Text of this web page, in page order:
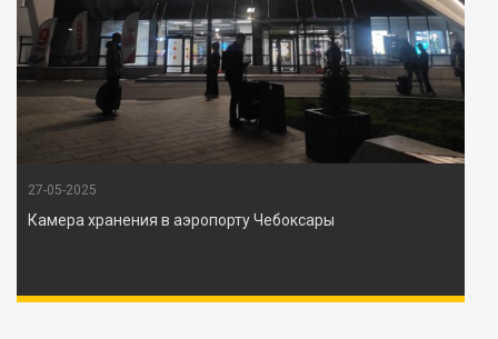
27-05-2025
Камера хранения в аэропорту Чебоксары